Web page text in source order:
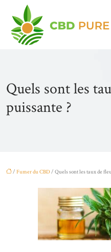
Quels sont les
puissante ?
/ Fumer du CBD/ Quels sont les taux de